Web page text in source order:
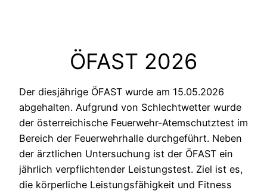
ÖFAST 2026
Der diesjährige ÖFAST wurde am 15.05.2026
abgehalten. Aufgrund von Schlechtwetter wurde
der österreichische Feuerwehr-Atemschutztest im
Bereich der Feuerwehrhalle durchgeführt. Neben
der ärztlichen Untersuchung ist der ÖFAST ein
jährlich verpflichtender Leistungstest. Ziel ist es,
die körperliche Leistungsfähigkeit und Fitness